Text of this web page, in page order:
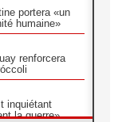
portera «un
humaine»
renforcera
inquiétant
la guerre»